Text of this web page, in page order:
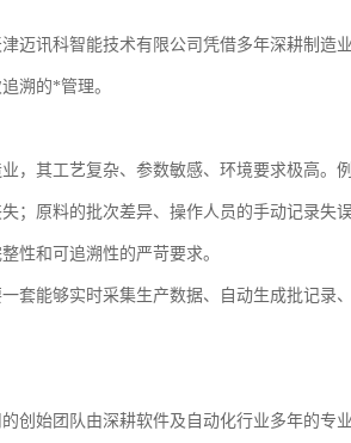
迈讯科智能技术有限公司凭借多年深耕制造
溯的*管理。
，其工艺复杂、参数敏感、环境要求极高
；原料的批次差异、操作人员的手动记录
性和可追溯性的严苛要求。
套能够实时采集生产数据、自动生成批记
创始团队由深耕软件及自动化行业多年的专